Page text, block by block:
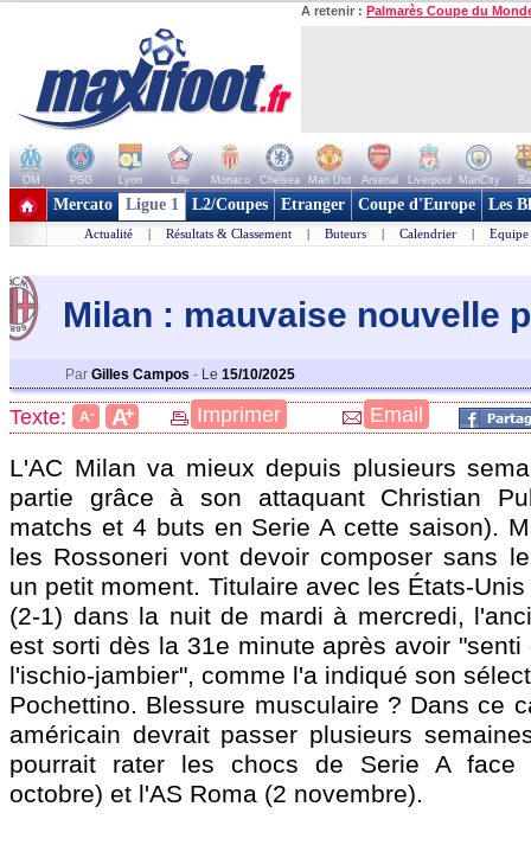
A retenir : Palmarès Coupe du
OM PSG Lyon Lille Monaco Chelsea Man Utd Arsenal Liverpool ManCity
+ de clubs
Mercato Ligue 1 L2/Coupes Etranger Coupe d'Europe Les
Actualité | Résultats & Classement | Buteurs | Calendrier | Equipe
Milan : mauvaise nouvelle
Par Gilles Campos - Le 15/10/2025
Texte: A- A+ Imprimer Email
L'AC Milan va mieux depuis plusieurs
partie grâce à son attaquant Christian
matchs et 4 buts en Serie A cette saison).
les Rossoneri vont devoir composer sans
un petit moment. Titulaire avec les États-
(2-1) dans la nuit de mardi à mercredi,
est sorti dès la 31e minute après avoir
l'ischio-jambier", comme l'a indiqué son
Pochettino. Blessure musculaire ? Dans ce
américain devrait passer plusieurs
pourrait rater les chocs de Serie A face
octobre) et l'AS Roma (2 novembre).